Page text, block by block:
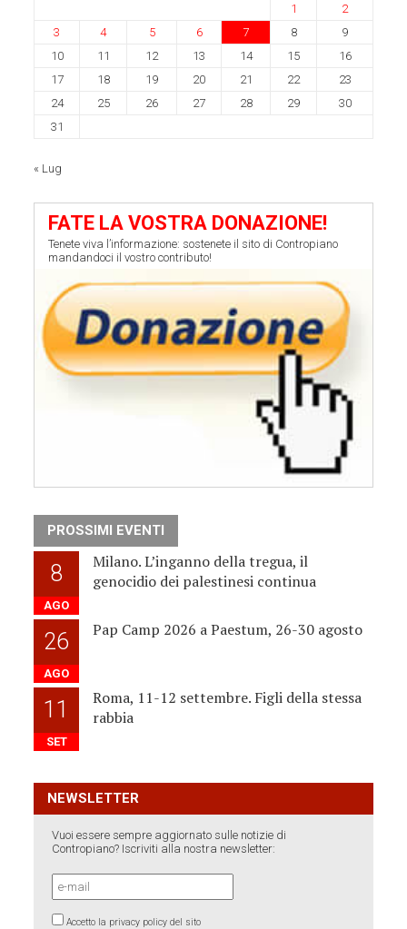
1
2
3
4 5 6 7 8
9
10
11 12 13 14 15
16
17
18 19 20 21 22
23
24
25 26 27 28 29
30
31
« Lug
FATE LA VOSTRA DONAZIONE!
Tenete viva l’informazione: sostenete il sito di Contropiano
mandandoci il vostro contributo!
PROSSIMI EVENTI
8
AGO
Milano. L’inganno della tregua, il
genocidio dei palestinesi continua
26
AGO
Pap Camp 2026 a Paestum, 26-30 agosto
11
SET
Roma, 11-12 settembre. Figli della stessa
rabbia
NEWSLETTER
Vuoi essere sempre aggiornato sulle notizie di
Contropiano? Iscriviti alla nostra newsletter:
Accetto la privacy policy del sito